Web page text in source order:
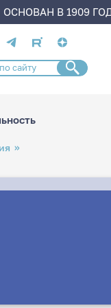
ОСНОВАН В 1909